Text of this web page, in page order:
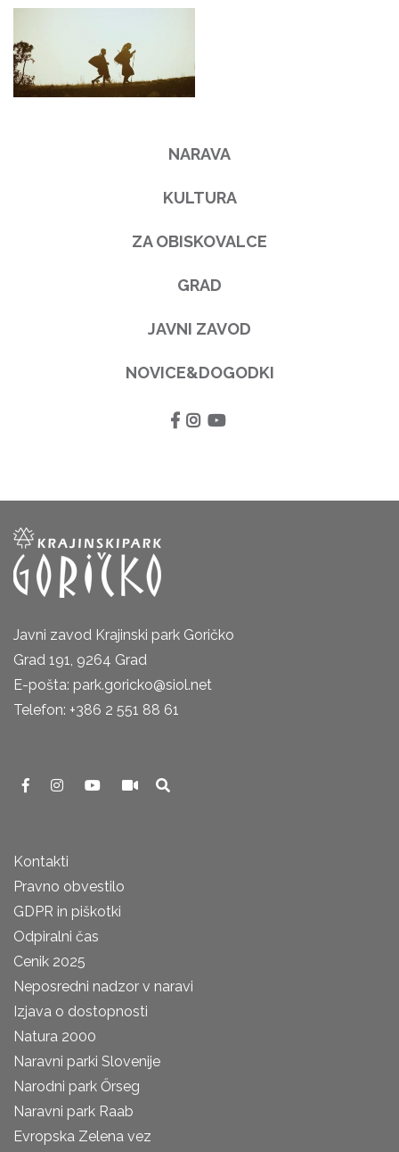
NARAVA
KULTURA
ZA OBISKOVALCE
GRAD
JAVNI ZAVOD
NOVICE&DOGODKI
Javni zavod Krajinski park Goričko
Grad 191, 9264 Grad
E-pošta: park.goricko@siol.net
Telefon: +386 2 551 88 61
Kontakti
Pravno obvestilo
GDPR in piškotki
Odpiralni čas
Cenik 2025
Neposredni nadzor v naravi
Izjava o dostopnosti
Natura 2000
Naravni parki Slovenije
Narodni park Őrseg
Naravni park Raab
Evropska Zelena vez